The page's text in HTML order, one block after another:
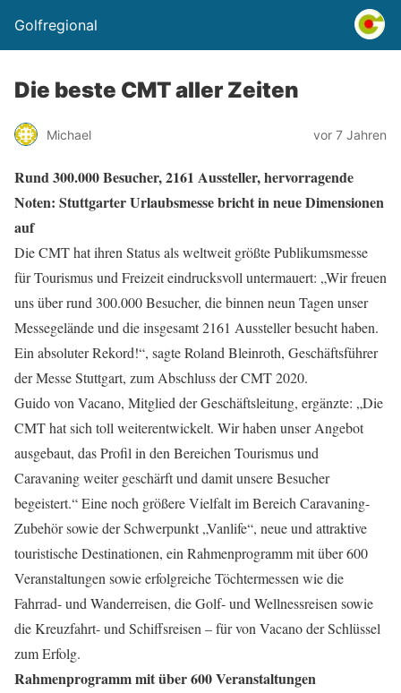
Golfregional
Die beste CMT aller Zeiten
Michael vor 7 Jahren
Rund 300.000 Besucher, 2161 Aussteller, hervorragende
Noten: Stuttgarter Urlaubsmesse bricht in neue Dimensionen
auf
Die CMT hat ihren Status als weltweit größte Publikumsmesse
für Tourismus und Freizeit eindrucksvoll untermauert: „Wir freuen
uns über rund 300.000 Besucher, die binnen neun Tagen unser
Messegelände und die insgesamt 2161 Aussteller besucht haben.
Ein absoluter Rekord!“, sagte Roland Bleinroth, Geschäftsführer
der Messe Stuttgart, zum Abschluss der CMT 2020.
Guido von Vacano, Mitglied der Geschäftsleitung, ergänzte: „Die
CMT hat sich toll weiterentwickelt. Wir haben unser Angebot
ausgebaut, das Profil in den Bereichen Tourismus und
Caravaning weiter geschärft und damit unsere Besucher
begeistert.“ Eine noch größere Vielfalt im Bereich Caravaning-
Zubehör sowie der Schwerpunkt „Vanlife“, neue und attraktive
touristische Destinationen, ein Rahmenprogramm mit über 600
Veranstaltungen sowie erfolgreiche Töchtermessen wie die
Fahrrad- und Wanderreisen, die Golf- und Wellnessreisen sowie
die Kreuzfahrt- und Schiffsreisen – für von Vacano der Schlüssel
zum Erfolg.
Rahmenprogramm mit über 600 Veranstaltungen